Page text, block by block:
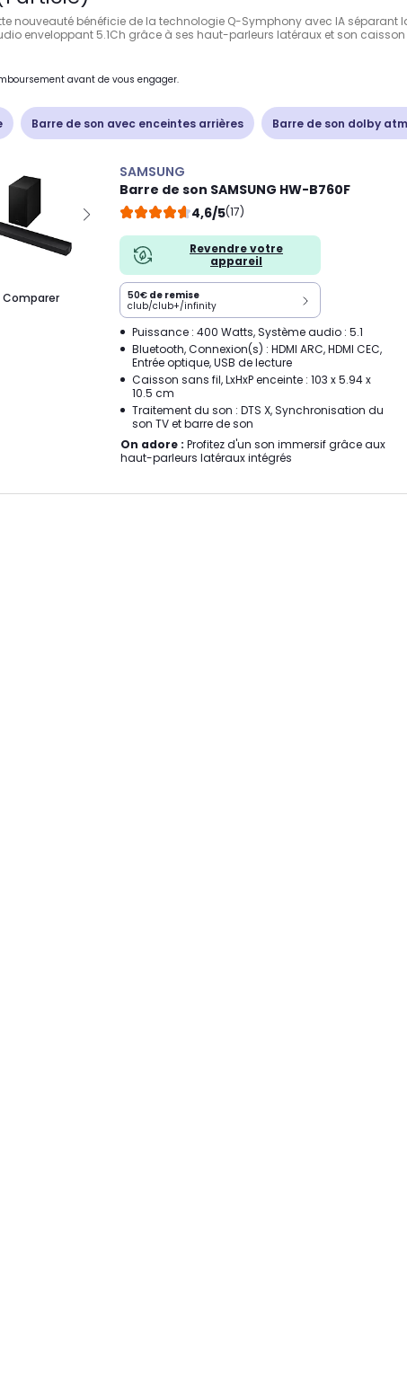
nouveauté bénéficie de la technologie Q-Symphony avec IA
enveloppant 5.1Ch grâce à ses haut-parleurs latéraux et son
avant de vous engager.
Barre de son avec enceintes arrières Barre de son dolby
Comparer
SAMSUNG
Barre de son SAMSUNG HW-B760F
4,6/5(17)
Revendre votre
appareil
50€ de remise
club/club+/infinity
Puissance : 400 Watts, Système audio : 5.1
Bluetooth, Connexion(s) : HDMI ARC, HDMI CEC,
Entrée optique, USB de lecture
Caisson sans fil, LxHxP enceinte : 103 x 5.94 x
10.5 cm
Traitement du son : DTS X, Synchronisation du
son TV et barre de son
On adore : Profitez d'un son immersif grâce aux
haut-parleurs latéraux intégrés